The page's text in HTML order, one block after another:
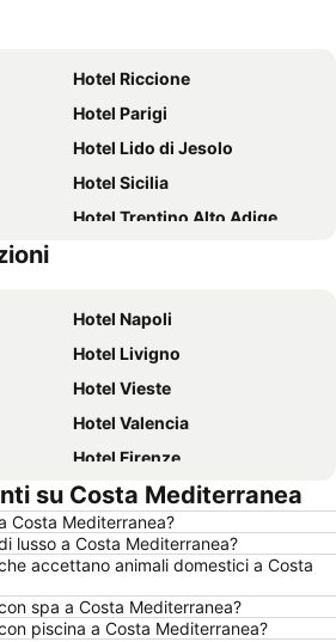
Hotel Riccione
Hotel Parigi
Hotel Lido di Jesolo
Hotel Sicilia
Hotel Trentino Alto Adige
Hotel Napoli
Hotel Livigno
Hotel Vieste
Hotel Valencia
Hotel Firenze
Hotel Caorle
Hotel Bellaria-Igea Marina
Hotel Venezia
Hotel Alghero
Hotel Isola d'Ischia
su Costa Mediterranea
Costa Mediterranea?
lusso a Costa Mediterranea?
accettano animali domestici a Costa
spa a Costa Mediterranea?
piscina a Costa Mediterranea?